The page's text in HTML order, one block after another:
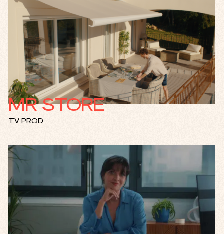
MR STORE
TV PROD